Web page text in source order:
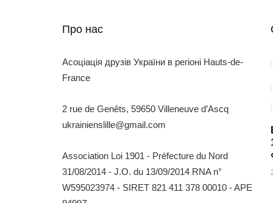
Про нас
Асоціація друзів України в регіоні Hauts-de-
France
2 rue de Genêts, 59650 Villeneuve d’Ascq
ukrainienslille@gmail.com
Association Loi 1901 - Préfecture du Nord
31/08/2014 - J.O. du 13/09/2014 RNA n°
W595023974 - SIRET 821 411 378 00010 - APE